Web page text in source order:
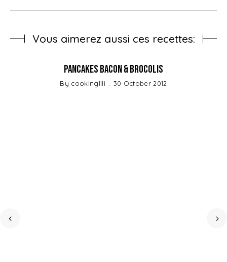
Vous aimerez aussi ces recettes:
Pancakes Bacon & Brocolis
By cookinglili 30 October 2012